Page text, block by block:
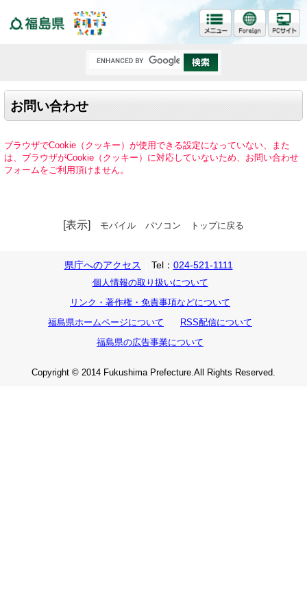
お問い合わせ
ブラウザでCookie（クッキー）が使用できる設定になっていない、また
は、ブラウザがCookie（クッキー）に対応していないため、お問い合わせ
フォームをご利用頂けません。
[表示] モバイル パソコン トップに戻る
県庁へのアクセス Tel： 024-521-1111
個人情報の取り扱いについて
リンク・著作権・免責事項などについて
福島県ホームページについて
RSS配信について
福島県の広告事業について
Copyright © 2014 Fukushima Prefecture.All Rights Reserved.